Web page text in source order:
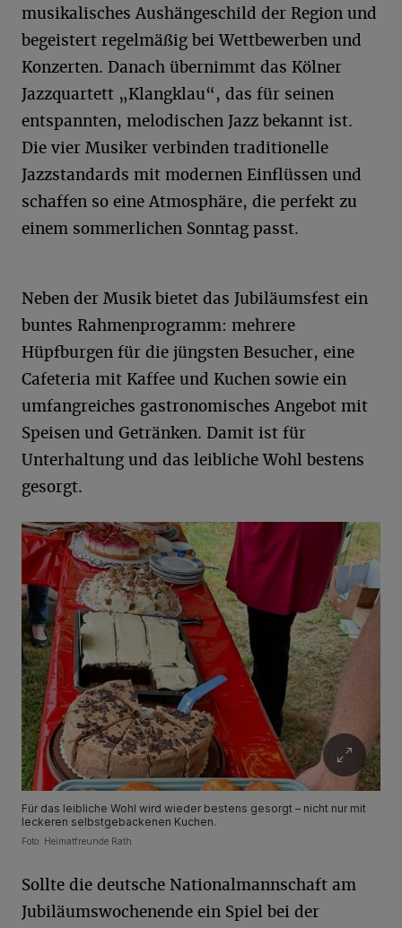
musikalisches Aushängeschild der Region und
begeistert regelmäßig bei Wettbewerben und
Konzerten. Danach übernimmt das Kölner
Jazzquartett „Klangklau“, das für seinen
entspannten, melodischen Jazz bekannt ist.
Die vier Musiker verbinden traditionelle
Jazzstandards mit modernen Einflüssen und
schaffen so eine Atmosphäre, die perfekt zu
einem sommerlichen Sonntag passt.
Neben der Musik bietet das Jubiläumsfest ein
buntes Rahmenprogramm: mehrere
Hüpfburgen für die jüngsten Besucher, eine
Cafeteria mit Kaffee und Kuchen sowie ein
umfangreiches gastronomisches Angebot mit
Speisen und Getränken. Damit ist für
Unterhaltung und das leibliche Wohl bestens
gesorgt.
Für das leibliche Wohl wird wieder bestens gesorgt – nicht nur mit
leckeren selbstgebackenen Kuchen.
Foto: Heimatfreunde Rath
Sollte die deutsche Nationalmannschaft am
Jubiläumswochenende ein Spiel bei der